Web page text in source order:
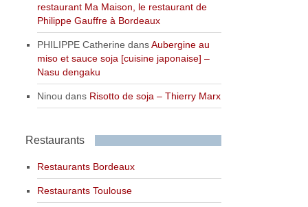
restaurant Ma Maison, le restaurant de
Philippe Gauffre à Bordeaux
PHILIPPE Catherine dansAubergine au
miso et sauce soja [cuisine japonaise] –
Nasu dengaku
Ninou dans Risotto de soja – Thierry Marx
Restaurants
Restaurants Bordeaux
Restaurants Toulouse